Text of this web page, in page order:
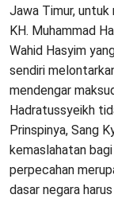
Jawa Timur,
KH. Muhammad
Wahid Hasyim
sendiri
mendengar
Hadratussyeikh
Prinspinya, Sang
kemaslahatan
perpecahan
dasar negara